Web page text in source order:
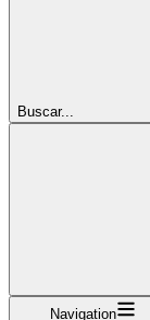
Buscar...
Navigation